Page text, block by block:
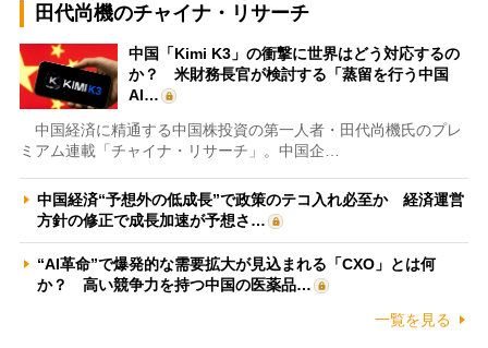
田代尚機のチャイナ・リサーチ
中国「Kimi K3」の衝撃に世界はどう対応するの
か？ 米財務長官が検討する「蒸留を行う中国
AI…
中国経済に精通する中国株投資の第一人者・田代尚機氏のプレ
ミアム連載「チャイナ・リサーチ」。中国企…
中国経済“予想外の低成長”で政策のテコ入れ必至か 経済運営
方針の修正で成長加速が予想さ…
“AI革命”で爆発的な需要拡大が見込まれる「CXO」とは何
か？ 高い競争力を持つ中国の医薬品…
一覧を見る